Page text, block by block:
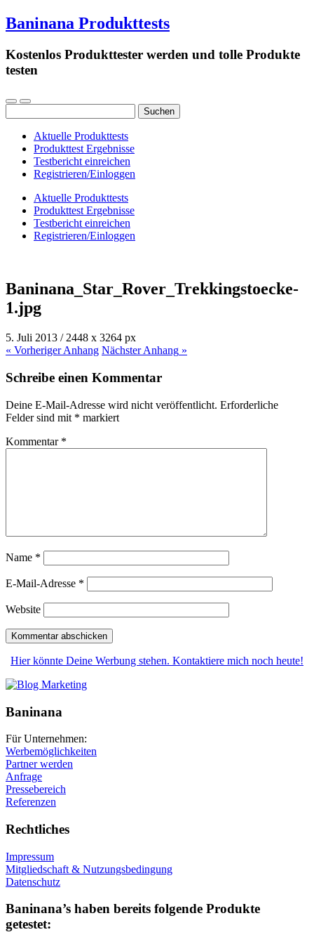
Baninana Produkttests
Kostenlos Produkttester werden und tolle Produkte
testen
nach:
Aktuelle Produkttests
Produkttest Ergebnisse
Testbericht einreichen
Registrieren/Einloggen
Aktuelle Produkttests
Produkttest Ergebnisse
Testbericht einreichen
Registrieren/Einloggen
Baninana_Star_Rover_Trekkingstoecke-
1.jpg
5. Juli 2013 / 2448 x 3264 px
« VorherigerAnhang NächsterAnhang »
Schreibe einen Kommentar
Deine E-Mail-Adresse wird nicht veröffentlicht. Erforderliche
Felder sind mit * markiert
Kommentar *
Name *
E-Mail-Adresse *
Website
Hier könnte Deine Werbung stehen. Kontaktiere mich noch heute!
Baninana
Für Unternehmen:
Werbemöglichkeiten
Partner werden
Anfrage
Pressebereich
Referenzen
Rechtliches
Impressum
Mitgliedschaft & Nutzungsbedingung
Datenschutz
Baninana’s haben bereits folgende Produkte
getestet: